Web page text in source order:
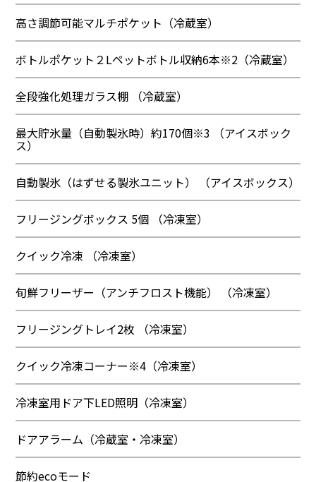
高さ調節可能マルチポケット（冷蔵室）
ボトルポケット２Lペットボトル収納6本※2（冷蔵室）
全段強化処理ガラス棚 （冷蔵室）
最大貯氷量（自動製氷時）約170個※3 （アイスボック
ス）
自動製氷（はずせる製氷ユニット） （アイスボックス）
フリージングボックス 5個 （冷凍室）
クイック冷凍 （冷凍室）
旬鮮フリーザー（アンチフロスト機能） （冷凍室）
フリージングトレイ2枚 （冷凍室）
クイック冷凍コーナー※4（冷凍室）
冷凍室用ドア下LED照明（冷凍室）
ドアアラーム（冷蔵室・冷凍室）
節約ecoモード